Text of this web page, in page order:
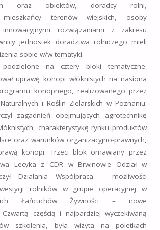
oraz obiektów, doradcy rolni,
mieszkańcy terenów wiejskich, osoby
innowacyjnymi rozwiązaniami z zakresu
jednostek doradztwa rolniczego mieli
sobie w/w tematyki.
podzielone na cztery bloki tematyczne.
uprawę konopi włóknistych na nasiona
konopnego, realizowanego przez
i Roślin Zielarskich w Poznaniu.
zagadnień obejmujących agrotechnikę
charakterystykę rynku produktów
oraz warunków organizacyjno-prawnych,
konopi. Trzeci blok omawiany przez
Lecyka z CDR w Brwinowie Odział w
Działania Współpraca – możliwości
rolników w grupie operacyjnej w
Łańcuchów Żywności – nowe
częścią i najbardziej wyczekiwaną
szkolenia, była wizyta na poletkach